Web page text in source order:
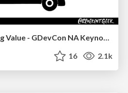
The Art of Delivering Value - GDevCon NA Keynote
16 2.1k